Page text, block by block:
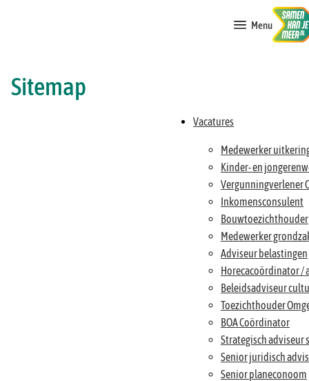
Menu
Sitemap
Vacatures
Medewerker
Kinder- en
Vergunningverlener
Inkomensconsulent
Bouwtoezichthouder
Medewerker
Adviseur belastingen
Horecacoördinator /
Beleidsadviseur
Toezichthouder
BOA Coördinator
Strategisch adviseur
Senior juridisch
Senior planeconoom